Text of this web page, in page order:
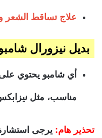
علاج تساقط الشعر
بديل نيزورال
أي شامبو يحتوي على
مناسب، مثل
تحذير هام: يرجى